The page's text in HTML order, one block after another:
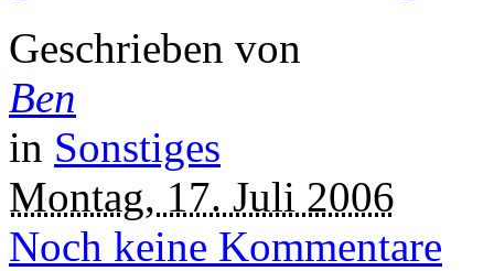
Geschrieben von
Ben
in Sonstiges
Montag, 17. Juli 2006
Noch keine Kommentare